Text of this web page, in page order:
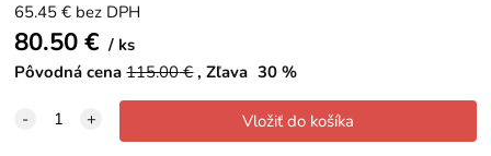
65.45 € bez DPH
80.50€
ks
Pôvodná cena 115.00€ Zľava 30 %